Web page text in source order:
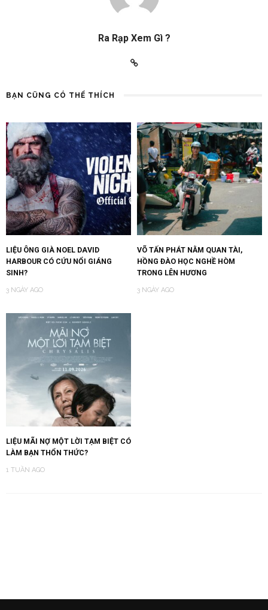
Ra Rạp Xem Gì ?
BẠN CŨNG CÓ THỂ THÍCH
LIỆU ÔNG GIÀ NOEL DAVID
HARBOUR CÓ CỨU NỔI GIÁNG
SINH?
3 NGÀY AGO
VÕ TẤN PHÁT NẰM QUAN TÀI,
HỒNG ĐÀO HỌC NGHỀ HÒM
TRONG LÊN HƯƠNG
3 NGÀY AGO
LIỆU MÃI NỢ MỘT LỜI TẠM BIỆT CÓ
LÀM BẠN THỔN THỨC?
1 TUẦN AGO